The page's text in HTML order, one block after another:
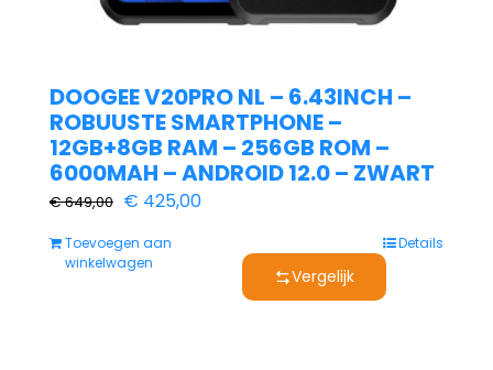
DOOGEE V20PRO NL – 6.43INCH –
ROBUUSTE SMARTPHONE –
12GB+8GB RAM – 256GB ROM –
6000MAH – ANDROID 12.0 – ZWART
€649,00 Oorspronkelijke
was:
€ 425,00Huidige
€ 425,00.
Toevoegen aan
winkelwagen
Details
Vergelijk